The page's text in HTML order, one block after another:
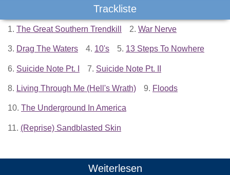
Trackliste
1. The Great Southern Trendkill 2. War Nerve
3. Drag The Waters 4. 10's 5. 13 Steps To Nowhere
6. Suicide Note Pt. I 7. Suicide Note Pt. II
8. Living Through Me (Hell's Wrath) 9. Floods
10. The Underground In America
11. (Reprise) Sandblasted Skin
Weiterlesen